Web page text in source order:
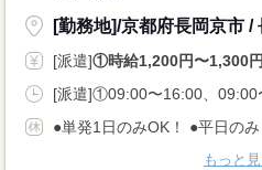
[勤務地]/京都府長岡京市 /
[派遣]①時給1,200円〜1,300
もっと